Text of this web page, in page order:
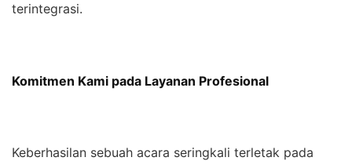
terintegrasi.
Komitmen Kami pada Layanan Profesional
Keberhasilan sebuah acara seringkali terletak pada